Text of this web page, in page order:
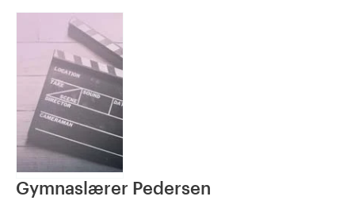
Gymnaslærer Pedersen